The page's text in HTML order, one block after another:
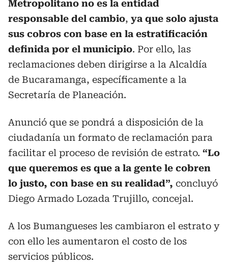
Metropolitano no es la entidad
responsable del cambio, ya que solo ajusta
sus cobros con base en la estratificación
definida por el municipio. Por ello, las
reclamaciones deben dirigirse a la Alcaldía
de Bucaramanga, específicamente a la
Secretaría de Planeación.
Anunció que se pondrá a disposición de la
ciudadanía un formato de reclamación para
facilitar el proceso de revisión de estrato. “Lo
que queremos es que a la gente le cobren
lo justo, con base en su realidad”, concluyó
Diego Armado Lozada Trujillo, concejal.
A los Bumangueses les cambiaron el estrato y
con ello les aumentaron el costo de los
servicios públicos.